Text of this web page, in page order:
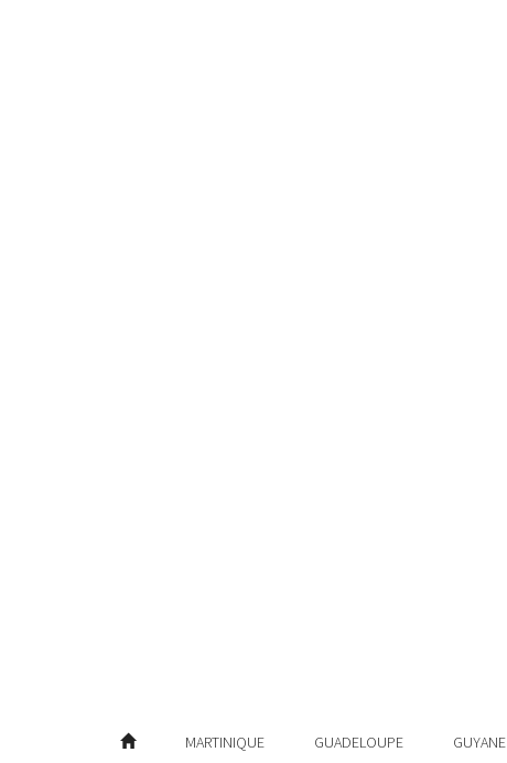
MARTINIQUE GUADELOUPE GUYANE